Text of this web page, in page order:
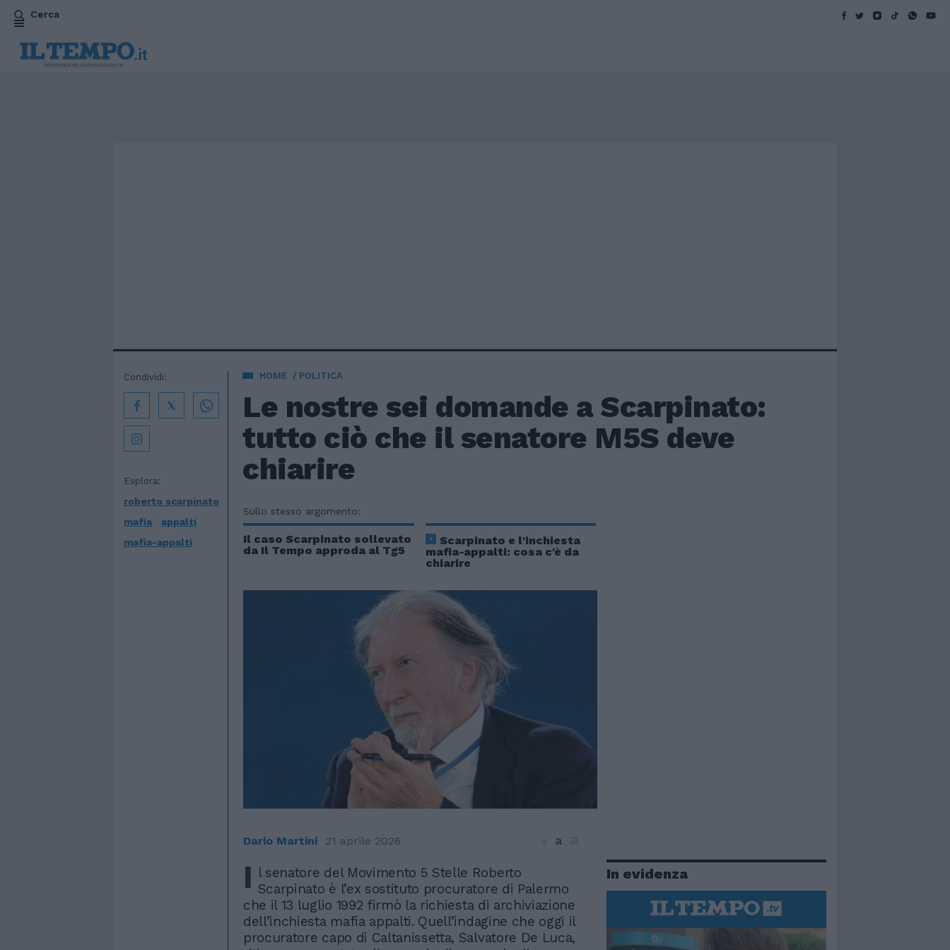
Cerca
HOME POLITICA
Le nostre sei domande a Scarpinato:
tutto ciò che il senatore M5S deve
chiarire
Esplora:
roberto scarpinato
mafia
appalti
mafia-appalti
Condividi:
Sullo stesso argomento:
Il caso Scarpinato sollevato
da Il Tempo approda al Tg5
Scarpinato e l'inchiesta
mafia-appalti: cosa c'è da
chiarire
Dario Martini 21 aprile 2026 a
I l senatore del Movimento 5 Stelle Roberto
Scarpinato è l’ex sostituto procuratore di Palermo
che il 13 luglio 1992 firmò la richiesta di archiviazione
dell’inchiesta mafia appalti. Quell’indagine che oggi il
procuratore capo di Caltanissetta, Salvatore De Luca,
In evidenza